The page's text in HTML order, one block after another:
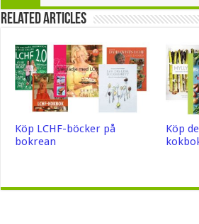
Related Articles
Köp LCHF-böcker på
bokrean
Köp